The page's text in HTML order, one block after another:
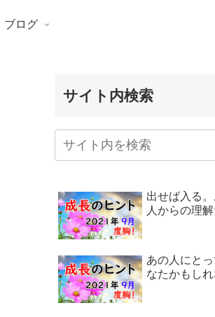
ブログ
サイト内検索
出せば入る。
人からの理
あの人にと
なたかもし